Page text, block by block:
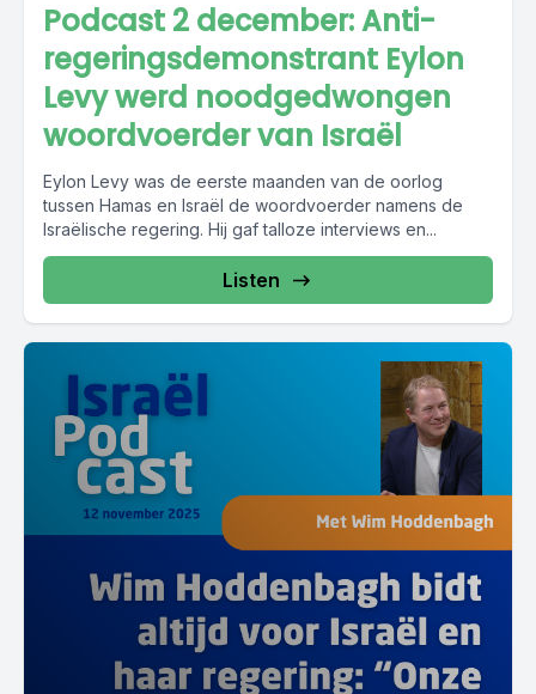
Podcast 2 december: Anti-
regeringsdemonstrant Eylon
Levy werd noodgedwongen
woordvoerder van Israël
Eylon Levy was de eerste maanden van de oorlog
tussen Hamas en Israël de woordvoerder namens de
Israëlische regering. Hij gaf talloze interviews en...
Listen